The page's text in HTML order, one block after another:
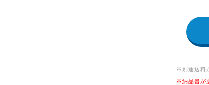
※別途送料
※納品書が